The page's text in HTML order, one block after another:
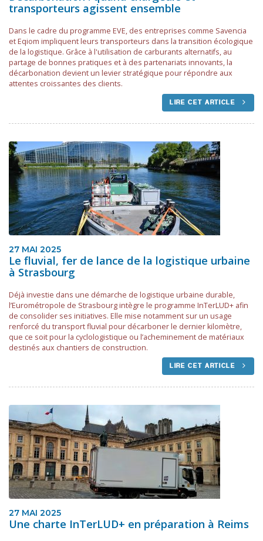
transporteurs agissent ensemble
Dans le cadre du programme EVE, des entreprises comme Savencia
et Eqiom impliquent leurs transporteurs dans la transition écologique
de la logistique. Grâce à l'utilisation de carburants alternatifs, au
partage de bonnes pratiques et à des partenariats innovants, la
décarbonation devient un levier stratégique pour répondre aux
attentes croissantes des clients.
LIRE CET ARTICLE
27 MAI 2025
Le fluvial, fer de lance de la logistique urbaine
à Strasbourg
Déjà investie dans une démarche de logistique urbaine durable,
l’Eurométropole de Strasbourg intègre le programme InTerLUD+ afin
de consolider ses initiatives. Elle mise notamment sur un usage
renforcé du transport fluvial pour décarboner le dernier kilomètre,
que ce soit pour la cyclologistique ou l’acheminement de matériaux
destinés aux chantiers de construction.
LIRE CET ARTICLE
27 MAI 2025
Une charte InTerLUD+ en préparation à Reims